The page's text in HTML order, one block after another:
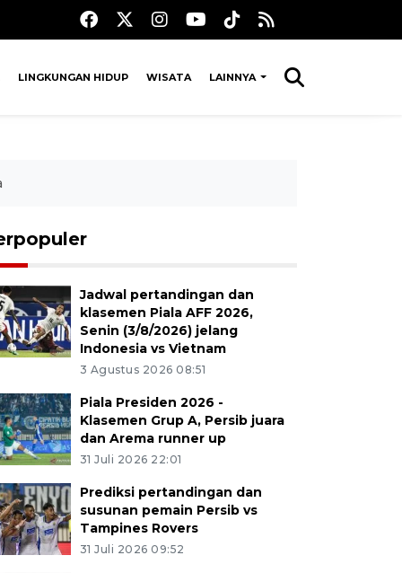
LINGKUNGAN HIDUP WISATA LAINNYA
Jadwal pertandingan dan
klasemen Piala AFF 2026,
Senin (3/8/2026) jelang
Indonesia vs Vietnam
3 Agustus 2026 08:51
Piala Presiden 2026 -
Klasemen Grup A, Persib juara
dan Arema runner up
31 Juli 2026 22:01
Prediksi pertandingan dan
susunan pemain Persib vs
Tampines Rovers
31 Juli 2026 09:52